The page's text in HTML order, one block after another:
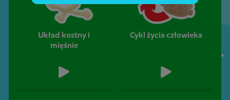
Układ kostny i
mięśnie
Cykl życia człowieka